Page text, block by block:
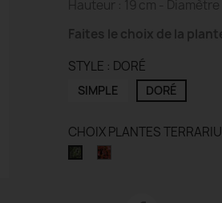
Hauteur : 19 cm - Diamètre
Faites le choix de la
STYLE : DORÉ
SIMPLE DORÉ
CHOIX PLANTES
FITONIA